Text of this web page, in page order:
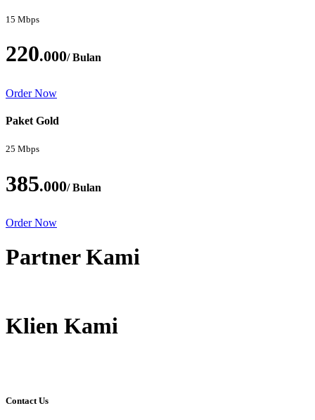
15 Mbps
220.000/ Bulan
Order Now
Paket Gold
25 Mbps
385.000/ Bulan
Order Now
Partner Kami
Klien Kami
Contact Us